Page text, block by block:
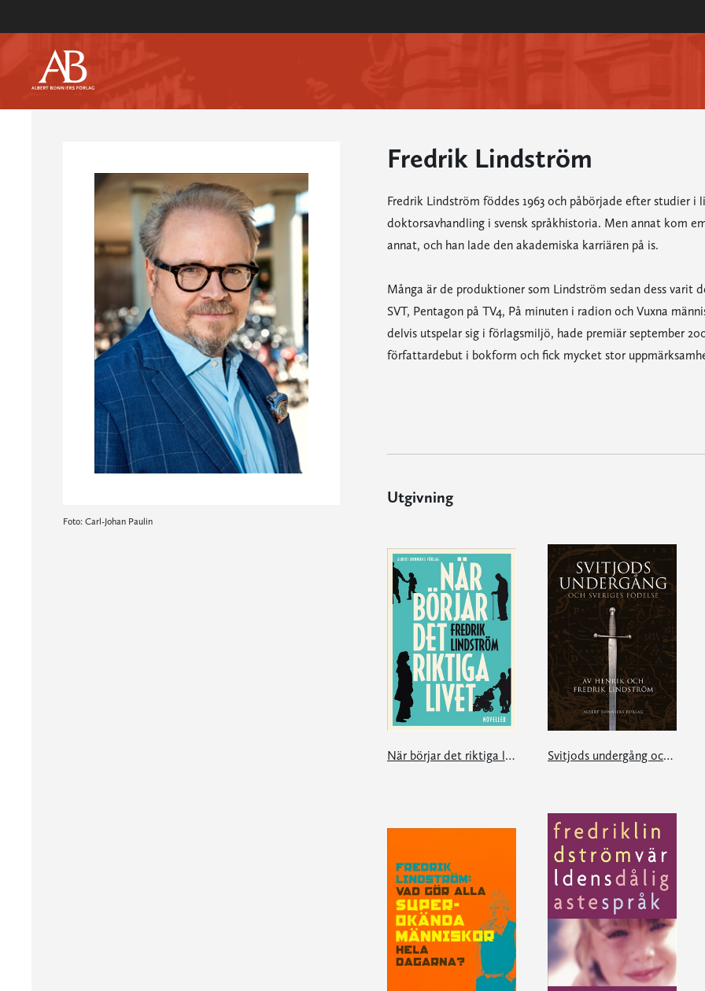
Foto: Carl-Johan Paulin
Fredrik Lindström
Fredrik Lindström föddes 1963 och påbörjade efter studier
doktorsavhandling i svensk språkhistoria. Men annat kom
annat, och han lade den akademiska karriären på is.
Många är de produktioner som Lindström sedan dess varit
SVT, Pentagon på TV4, På minuten i radion och Vuxna
delvis utspelar sig i förlagsmiljö, hade premiär september
författardebut i bokform och fick mycket stor
Utgivning
När börjar det riktiga livet? Svitjods undergång och Sveriges födelse